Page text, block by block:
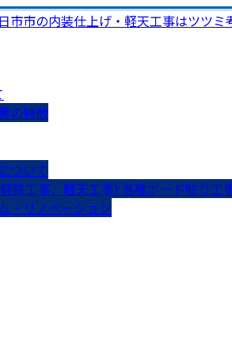
の特徴
ついて
鉄工事、軽天工事) 各種ボード貼り工
・リノベーション